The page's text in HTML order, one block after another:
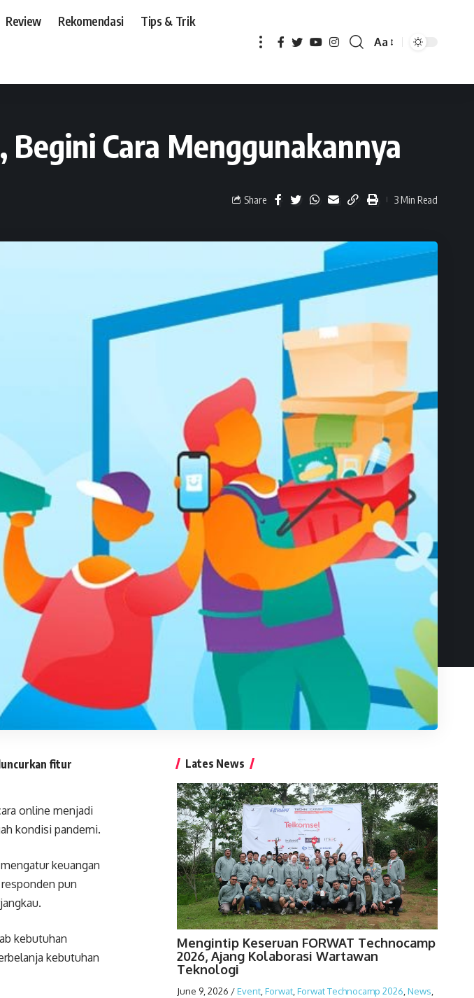
Review Rekomendasi Tips & Trik
Aa
Cara Menggunakannya
Share 3 Min Read
fitur
online menjadi
kondisi pandemi.
keuangan
pun
kebutuhan
kebutuhan
Lates News
Mengintip Keseruan FORWAT Technocamp
2026, Ajang Kolaborasi Wartawan
Teknologi
June 9, 2026 /Event,Forwat,Forwat Technocamp 2026,News,